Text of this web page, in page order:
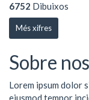
6752 Dibuixos
Més xifres
Sobre
Lorem ipsum dolor
eiusmod tempor